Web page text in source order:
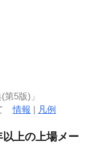
5版)」
て情報 | 凡例
上の上場メー